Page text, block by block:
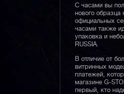
С часами вы
нового образца
официальных
часами также
упаковка и
RUSSIA.
В отличие от
витринных
платежей,
магазине G-
первый, кто